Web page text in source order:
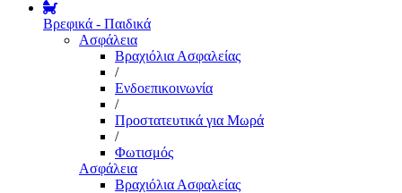
Βρεφικά - Παιδικά
Ασφάλεια
Βραχιόλια Ασφαλείας
/
Ενδοεπικοινωνία
/
Προστατευτικά για Μωρά
/
Φωτισμός
Ασφάλεια
Βραχιόλια Ασφαλείας